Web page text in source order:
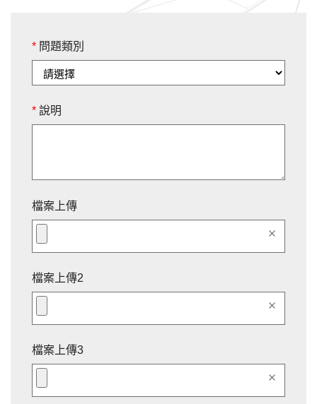
* 問題類別
* 說明
檔案上傳
clear
檔案上傳2
clear
檔案上傳3
clear